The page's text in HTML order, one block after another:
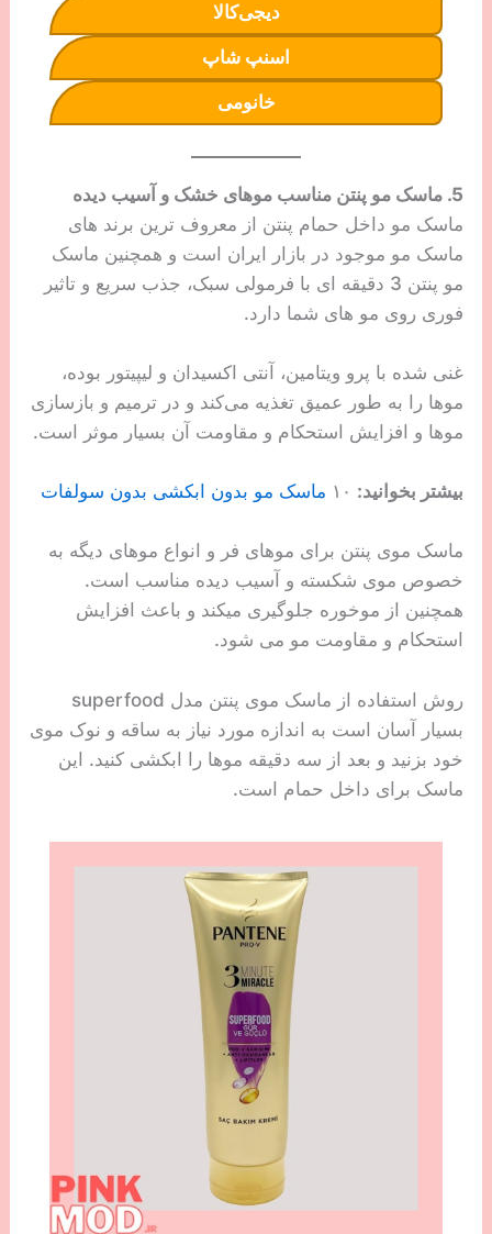
دیجی‌کالا
اسنپ شاپ
خانومی
5. ماسک مو پنتن مناسب موهای خشک و آسیب دیده
ماسک مو داخل حمام پنتن از معروف ترین برند های
ماسک مو موجود در بازار ایران است و همچنین ماسک
مو پنتن 3 دقیقه ای با فرمولی سبک، جذب سریع و تاثیر
فوری روی مو های شما دارد.
غنی شده با پرو ویتامین، آنتی اکسیدان و لیپیتور بوده،
موها را به طور عمیق تغذیه می‌کند و در ترمیم و بازسازی
موها و افزایش استحکام و مقاومت آن‌ بسیار موثر است.
بیشتر بخوانید: ماسک مو بدون ابکشی بدون سولفات
ماسک موی پنتن برای موهای فر و انواع موهای دیگه به
خصوص موی شکسته و آسیب دیده مناسب است.
همچنین از موخوره جلوگیری میکند و باعث افزایش
استحکام و مقاومت مو می شود.
روش استفاده از ماسک موی پنتن مدل superfood
بسیار آسان است به اندازه مورد نیاز به ساقه و نوک موی
خود بزنید و بعد از سه دقیقه موها را ابکشی کنید. این
ماسک برای داخل حمام است.